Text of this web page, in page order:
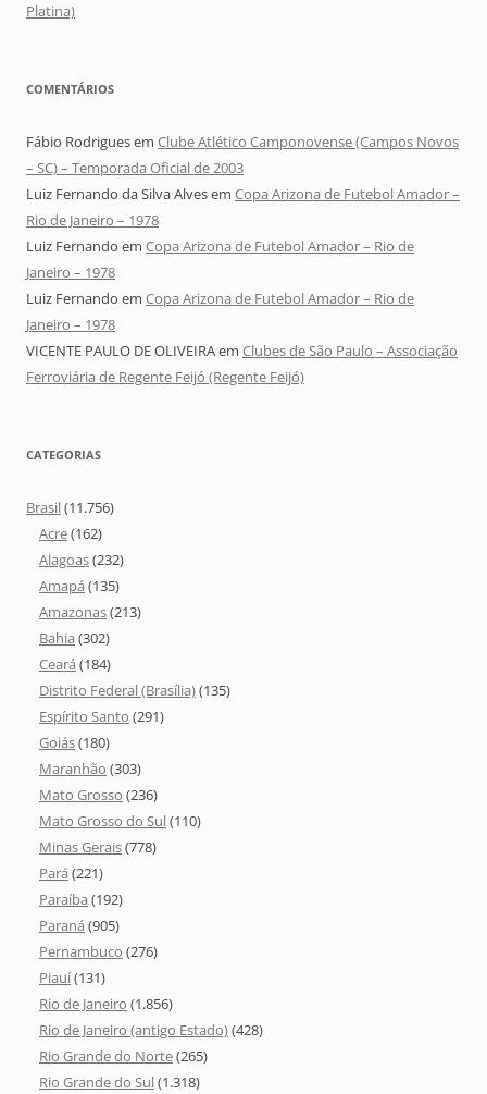
Platina)
COMENTÁRIOS
Fábio Rodriguesem Clube Atlético Camponovense (Campos Novos
– SC) – Temporada Oficial de 2003
Luiz Fernando da Silva Alvesem Copa Arizona de Futebol Amador –
Rio de Janeiro – 1978
Luiz Fernando em Copa Arizona de Futebol Amador – Rio de
Janeiro – 1978
Luiz Fernando em Copa Arizona de Futebol Amador – Rio de
Janeiro – 1978
VICENTE PAULO DE OLIVEIRAem Clubes de São Paulo – Associação
Ferroviária de Regente Feijó (Regente Feijó)
CATEGORIAS
Brasil(11.756)
Acre(162)
Alagoas(232)
Amapá (135)
Amazonas(213)
Bahia (302)
Ceará (184)
Distrito Federal (Brasília)(135)
Espírito Santo (291)
Goiás(180)
Maranhão (303)
Mato Grosso (236)
Mato Grosso do Sul(110)
Minas Gerais(778)
Pará (221)
Paraíba (192)
Paraná (905)
Pernambuco (276)
Piauí(131)
Rio de Janeiro (1.856)
Rio de Janeiro (antigo Estado)(428)
Rio Grande do Norte(265)
Rio Grande do Sul(1.318)